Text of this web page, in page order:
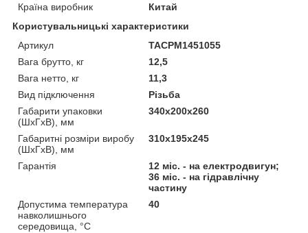
Країна виробник
Китай
Користувальницькі характеристики
Артикул
TACPM1451055
Вага брутто, кг
12,5
Вага нетто, кг
11,3
Вид підключення
Різьба
Габарити упаковки
(ШхГхВ), мм
340х200х260
Габаритні розміри виробу
(ШхГхВ), мм
310х195х245
Гарантія
12 міс. - на електродвигун;
36 міс. - на гідравлічну
частину
Допустима температура
навколишнього
середовища, °С
40